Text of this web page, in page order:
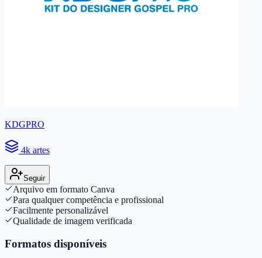
KDGPRO
4k artes
Seguir
Arquivo em formato Canva
Para qualquer competência e profissional
Facilmente personalizável
Qualidade de imagem verificada
Formatos disponíveis